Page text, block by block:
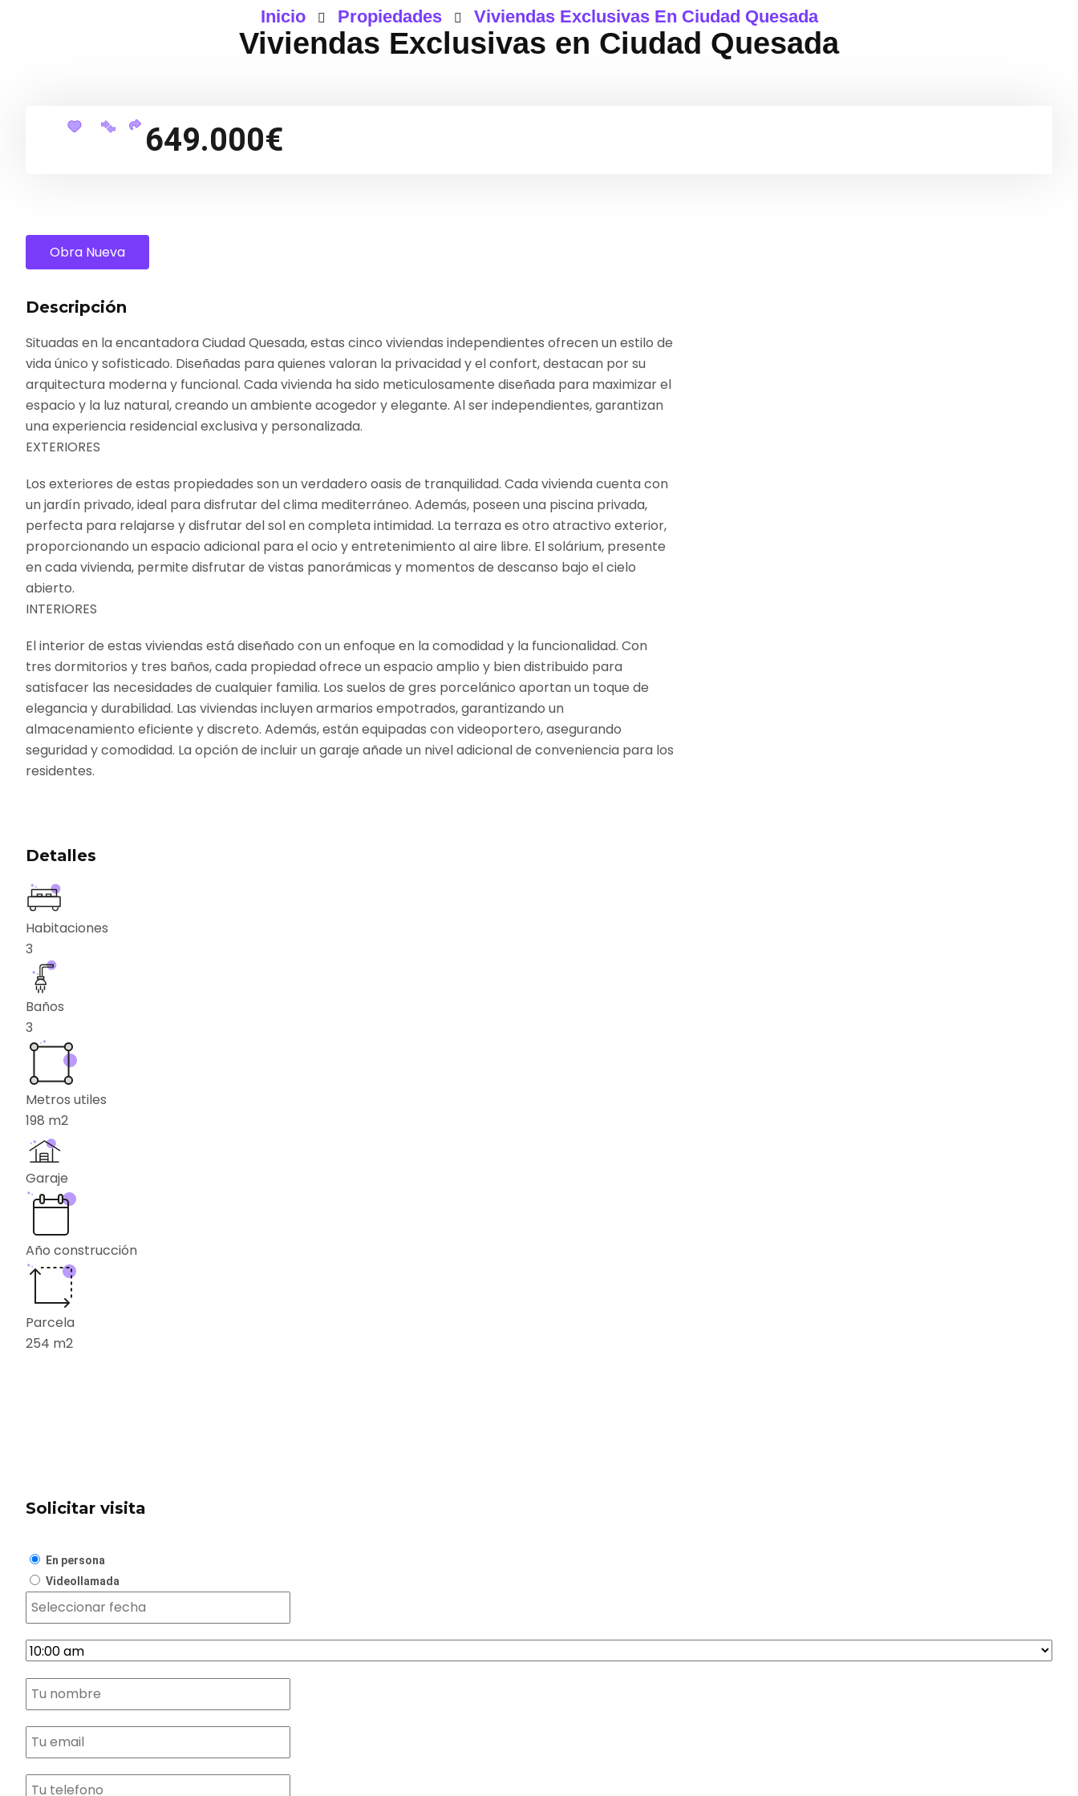
Inicio Propiedades Viviendas Exclusivas En Ciudad Quesada
Viviendas Exclusivas en Ciudad Quesada
649.000€
Obra Nueva
Descripción
Situadas en la encantadora Ciudad Quesada, estas cinco viviendas independientes ofrecen un estilo de
vida único y sofisticado. Diseñadas para quienes valoran la privacidad y el confort, destacan por su
arquitectura moderna y funcional. Cada vivienda ha sido meticulosamente diseñada para maximizar el
espacio y la luz natural, creando un ambiente acogedor y elegante. Al ser independientes, garantizan
una experiencia residencial exclusiva y personalizada.
EXTERIORES
Los exteriores de estas propiedades son un verdadero oasis de tranquilidad. Cada vivienda cuenta con
un jardín privado, ideal para disfrutar del clima mediterráneo. Además, poseen una piscina privada,
perfecta para relajarse y disfrutar del sol en completa intimidad. La terraza es otro atractivo exterior,
proporcionando un espacio adicional para el ocio y entretenimiento al aire libre. El solárium, presente
en cada vivienda, permite disfrutar de vistas panorámicas y momentos de descanso bajo el cielo
abierto.
INTERIORES
El interior de estas viviendas está diseñado con un enfoque en la comodidad y la funcionalidad. Con
tres dormitorios y tres baños, cada propiedad ofrece un espacio amplio y bien distribuido para
satisfacer las necesidades de cualquier familia. Los suelos de gres porcelánico aportan un toque de
elegancia y durabilidad. Las viviendas incluyen armarios empotrados, garantizando un
almacenamiento eficiente y discreto. Además, están equipadas con videoportero, asegurando
seguridad y comodidad. La opción de incluir un garaje añade un nivel adicional de conveniencia para los
residentes.
Detalles
Habitaciones
3
Baños
3
Metros utiles
198 m2
Garaje
Año construcción
Parcela
254 m2
Solicitar visita
En persona
Videollamada